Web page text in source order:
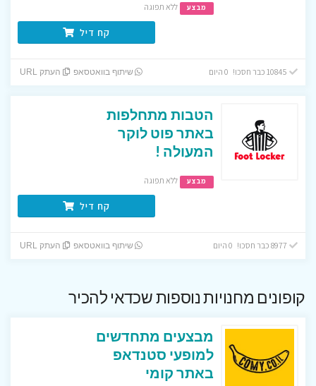
מבצע ללא תפוגה
קח דיל
שיתוף בוואטסאפ העתק URL
הטבות מתחלפות
באתר פוט לוקר
המעולה !
מבצע ללא תפוגה
קח דיל
שיתוף בוואטסאפ העתק URL
קופונים מחנויות נוספות שכדאי להכיר
מבצעים מתחדשים
למופעי סטנדאפ
באתר קומי